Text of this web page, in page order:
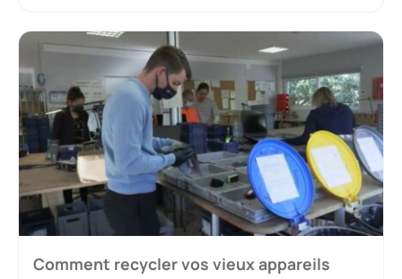
Comment recycler vos vieux appareils